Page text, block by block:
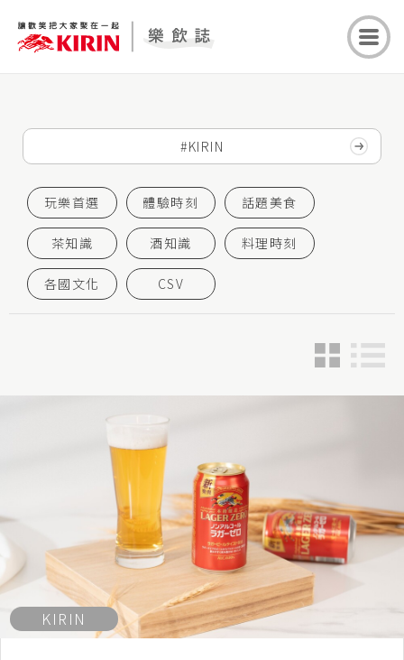
玩樂首選 體驗時刻 話題美食
茶知識 酒知識 料理時刻
各國文化 CSV
KIRIN